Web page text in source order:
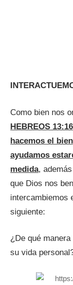
Como bien nos
HEBREOS 13:16
hacemos el
ayudamos
medida,
que Dios nos
intercambiemos
siguiente:
¿De qué
su vida